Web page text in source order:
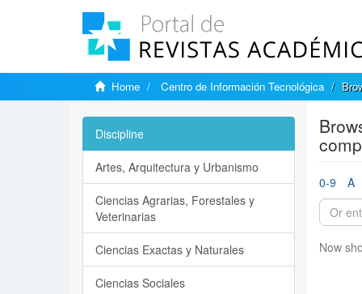
Home Centro de Información Tecnológica
0-9 A
Now
Discipline
Artes, Arquitectura y Urbanismo
Ciencias Agrarias, Forestales y
Veterinarias
Ciencias Exactas y Naturales
Ciencias Sociales